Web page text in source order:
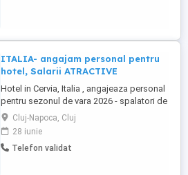
ITALIA- angajam personal pentru
hotel, Salarii ATRACTIVE
Hotel in Cervia, Italia , angajeaza personal
pentru sezonul de vara 2026 - spalatori de
vase si oale Se ofera cazare si masa pe
parcursul sezonul. Salariu de la 1500 la
2000 euro in funcție de pozitia ocupata.
Pentru mai multe informații va rog sa ne
Cluj-Napoca, Cluj
28 iunie
Telefon validat